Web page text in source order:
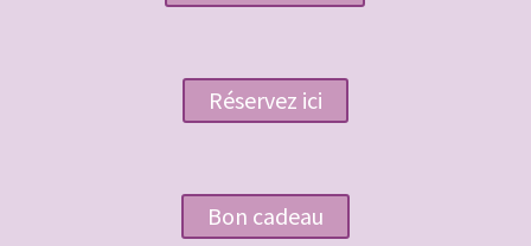
Réservez ici
Bon cadeau